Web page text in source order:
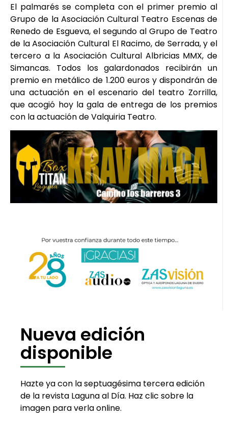
El palmarés se completa con el primer premio al
Grupo de la Asociación Cultural Teatro Escenas de
Renedo de Esgueva, el segundo al Grupo de Teatro
de la Asociación Cultural El Racimo, de Serrada, y el
tercero a la Asociación Cultural Albricias MMX, de
Simancas. Todos los galardonados recibirán un
premio en metálico de 1.200 euros y dispondrán de
una actuación en el escenario del teatro Zorrilla,
que acogió hoy la gala de entrega de los premios
con la actuación de Valquiria Teatro.
Nueva edición
disponible
Hazte ya con la septuagésima tercera edición
de la revista Laguna al Día. Haz clic sobre la
imagen para verla online.